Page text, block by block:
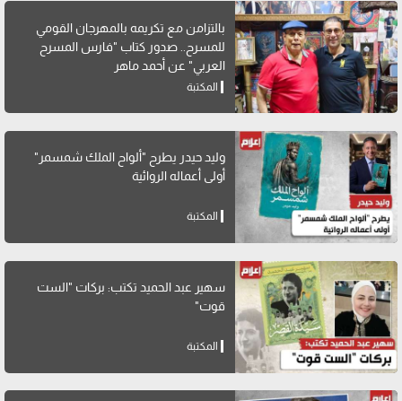
بالتزامن مع تكريمه بالمهرجان القومي
للمسرح.. صدور كتاب "فارس المسرح
العربي" عن أحمد ماهر
المكتبة
وليد حيدر يطرح "ألواح الملك شمسمر"
أولى أعماله الروائية
المكتبة
سهير عبد الحميد تكتب: بركات "الست
قوت"
المكتبة